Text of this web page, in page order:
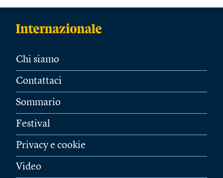
Chi siamo
Contattaci
Sommario
Festival
Privacy e cookie
Video